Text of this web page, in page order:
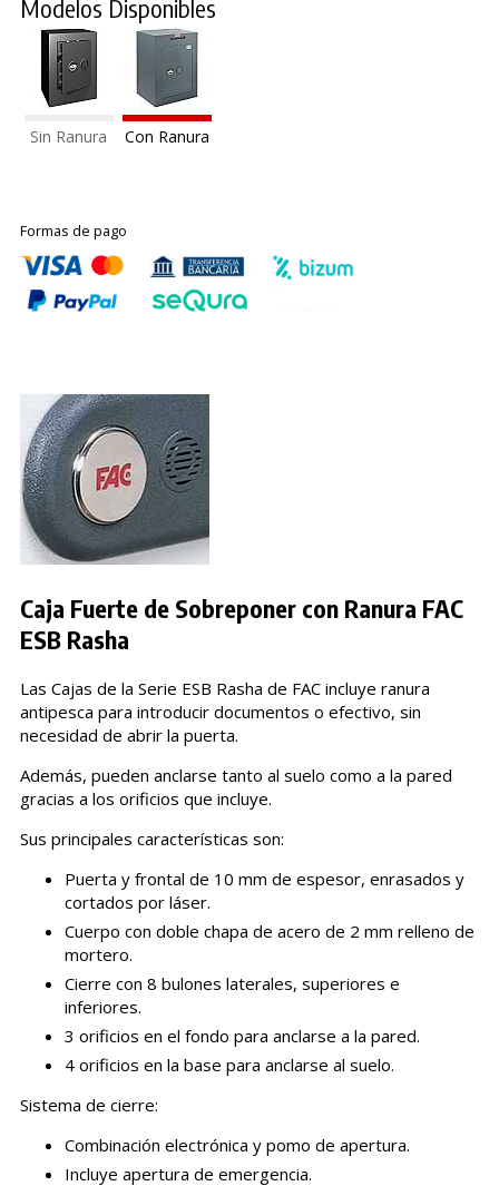
Modelos Disponibles
Sin Ranura Con Ranura
Formas de pago
Caja Fuerte de Sobreponer con Ranura FAC
ESB Rasha
Las Cajas de la Serie ESB Rasha de FAC incluye ranura
antipesca para introducir documentos o efectivo, sin
necesidad de abrir la puerta.
Además, pueden anclarse tanto al suelo como a la pared
gracias a los orificios que incluye.
Sus principales características son:
Puerta y frontal de 10 mm de espesor, enrasados y
cortados por láser.
Cuerpo con doble chapa de acero de 2 mm relleno de
mortero.
Cierre con 8 bulones laterales, superiores e
inferiores.
3 orificios en el fondo para anclarse a la pared.
4 orificios en la base para anclarse al suelo.
Sistema de cierre:
Combinación electrónica y pomo de apertura.
Incluye apertura de emergencia.